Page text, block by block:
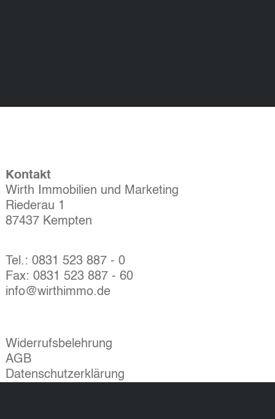
Kontakt
Wirth Immobilien und Marketing
Riederau 1
87437 Kempten
Tel.: 0831 523 887 - 0
Fax: 0831 523 887 - 60
info@wirthimmo.de
Widerrufsbelehrung
AGB
Datenschutzerklärung